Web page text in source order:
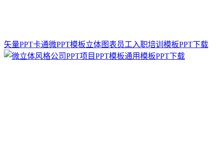
矢量PPT卡通微PPT模板立体图表员工入职培训模板PPT下载